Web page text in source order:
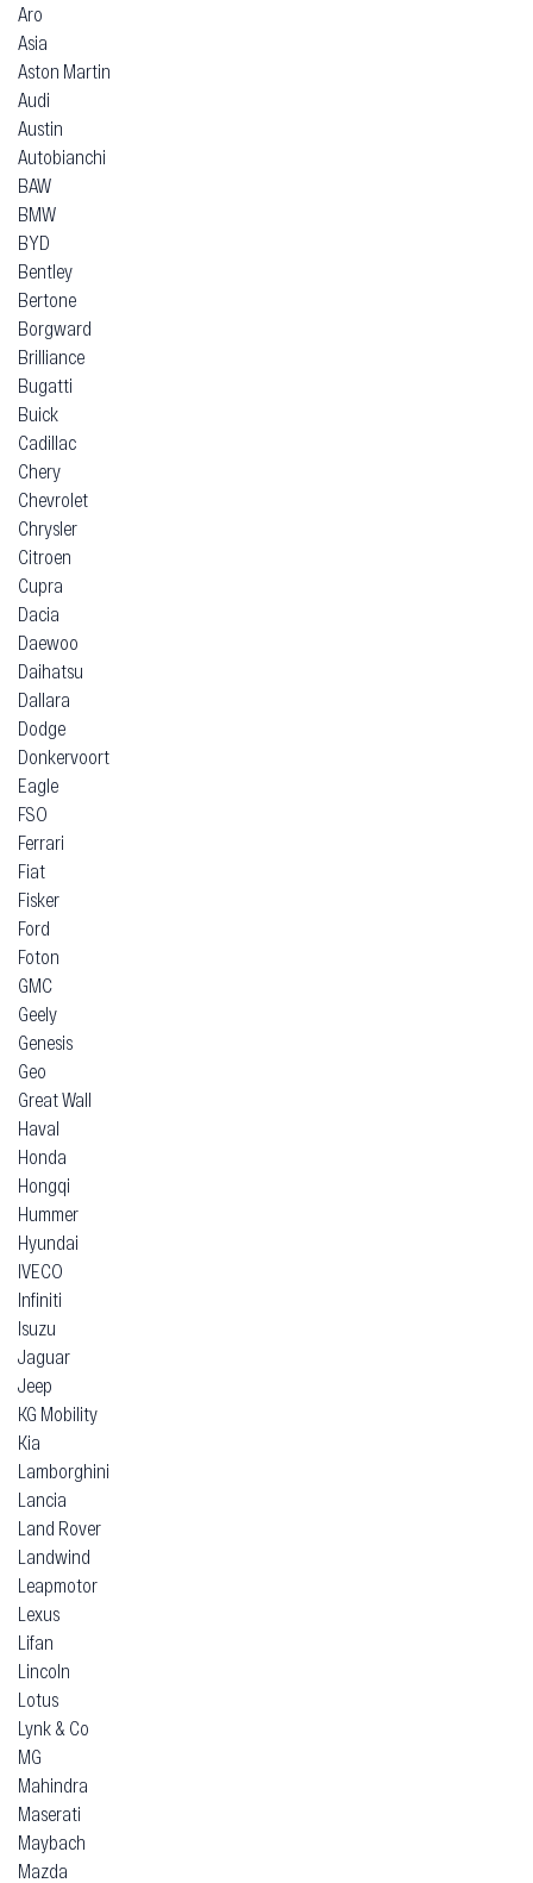
Aro
Asia
Aston Martin
Audi
Austin
Autobianchi
BAW
BMW
BYD
Bentley
Bertone
Borgward
Brilliance
Bugatti
Buick
Cadillac
Chery
Chevrolet
Chrysler
Citroen
Cupra
Dacia
Daewoo
Daihatsu
Dallara
Dodge
Donkervoort
Eagle
FSO
Ferrari
Fiat
Fisker
Ford
Foton
GMC
Geely
Genesis
Geo
Great Wall
Haval
Honda
Hongqi
Hummer
Hyundai
IVECO
Infiniti
Isuzu
Jaguar
Jeep
KG Mobility
Kia
Lamborghini
Lancia
Land Rover
Landwind
Leapmotor
Lexus
Lifan
Lincoln
Lotus
Lynk & Co
MG
Mahindra
Maserati
Maybach
Mazda